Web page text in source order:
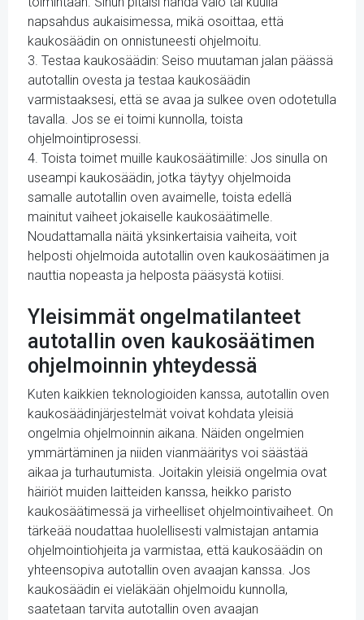
napsahdus aukaisimessa, mikä osoittaa, että
kaukosäädin on onnistuneesti ohjelmoitu.
3. Testaa kaukosäädin: Seiso muutaman jalan päässä
autotallin ovesta ja testaa kaukosäädin
varmistaaksesi, että se avaa ja sulkee oven odotetulla
tavalla. Jos se ei toimi kunnolla, toista
ohjelmointiprosessi.
4. Toista toimet muille kaukosäätimille: Jos sinulla on
useampi kaukosäädin, jotka täytyy ohjelmoida
samalle autotallin oven avaimelle, toista edellä
mainitut vaiheet jokaiselle kaukosäätimelle.
Noudattamalla näitä yksinkertaisia vaiheita, voit
helposti ohjelmoida autotallin oven kaukosäätimen ja
nauttia nopeasta ja helposta pääsystä kotiisi.
Yleisimmät ongelmatilanteet
autotallin oven kaukosäätimen
ohjelmoinnin yhteydessä
Kuten kaikkien teknologioiden kanssa, autotallin oven
kaukosäädinjärjestelmät voivat kohdata yleisiä
ongelmia ohjelmoinnin aikana. Näiden ongelmien
ymmärtäminen ja niiden vianmääritys voi säästää
aikaa ja turhautumista. Joitakin yleisiä ongelmia ovat
häiriöt muiden laitteiden kanssa, heikko paristo
kaukosäätimessä ja virheelliset ohjelmointivaiheet. On
tärkeää noudattaa huolellisesti valmistajan antamia
ohjelmointiohjeita ja varmistaa, että kaukosäädin on
yhteensopiva autotallin oven avaajan kanssa. Jos
kaukosäädin ei vieläkään ohjelmoidu kunnolla,
saatetaan tarvita autotallin oven avaajan